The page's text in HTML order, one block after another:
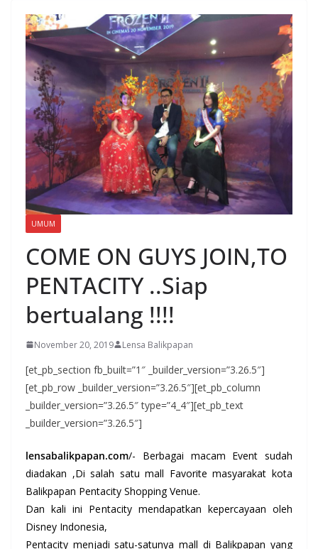
UMUM
COME ON GUYS JOIN,TO
PENTACITY ..Siap
bertualang !!!!
November 20, 2019 Lensa Balikpapan
[et_pb_section fb_built=”1″ _builder_version=”3.26.5″]
[et_pb_row _builder_version=”3.26.5″][et_pb_column
_builder_version=”3.26.5″ type=”4_4″][et_pb_text
_builder_version=”3.26.5″]
lensabalikpapan.com/- Berbagai macam Event sudah
diadakan ,Di salah satu mall Favorite masyarakat kota
Balikpapan Pentacity Shopping Venue.
Dan kali ini Pentacity mendapatkan kepercayaan oleh
Disney Indonesia,
Pentacity menjadi satu-satunya mall di Balikpapan yang